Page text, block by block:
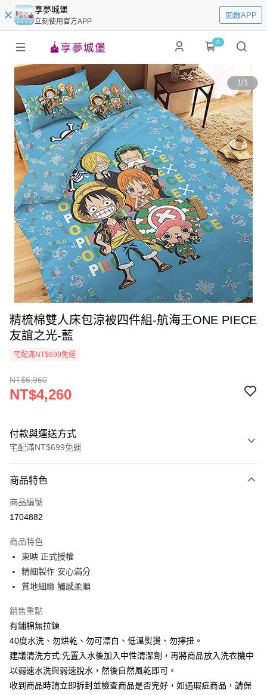
享夢城堡
立刻使用官方APP
開啟APP
0
1/1
精梳棉雙人床包涼被四件組-航海王ONE PIECE
友誼之光-藍
宅配滿NT$699免運
NT$6,960
NT$4,260
付款與運送方式
宅配滿NT$699免運
信用卡一次付款
LINE Pay
街口支付
悠遊付
ATM付款
宅配
每筆NT$80，滿NT$699(含以上)免運費
商品特色
商品編號
1704882
商品特色
東映 正式授權
精細製作 安心滿分
質地細緻 觸感柔順
銷售重點
有鋪棉無拉鍊
40度水洗、勿烘乾、勿可漂白、低溫熨燙、勿擰扭。
建議清洗方式:先置入水後加入中性清潔劑，再將商品放入洗衣機中
以弱速水洗與弱速脫水，然後自然風乾即可。
收到商品時請立即拆封並檢查商品是否完好，如遇瑕疵商品，請保